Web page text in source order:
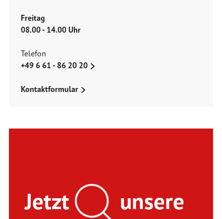
Freitag
08.00 - 14.00 Uhr
Telefon
+49 6 61 - 86 20 20
Kontaktformular
Jetzt
unsere